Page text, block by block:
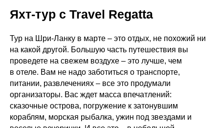
Яхт-тур с Travel Regatta
Тур на Шри-Ланку в марте – это отдых, не похожий ни
на какой другой. Большую часть путешествия вы
проведете на свежем воздухе – это лучше, чем
в отеле. Вам не надо заботиться о транспорте,
питании, развлечениях – все это продумали
организаторы. Вас ждет масса впечатлений:
сказочные острова, погружение к затонувшим
кораблям, морская рыбалка, ужин под звездами и